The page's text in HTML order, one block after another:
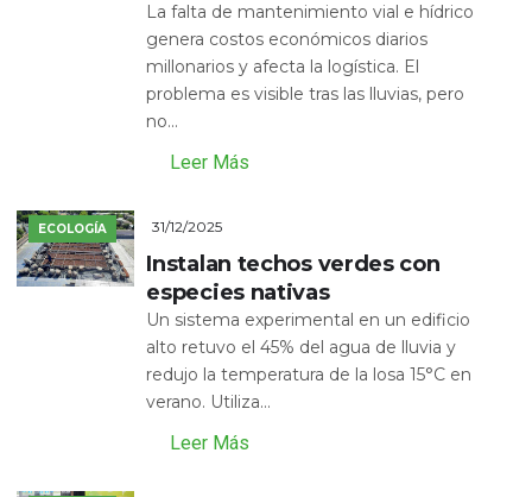
La falta de mantenimiento vial e hídrico
genera costos económicos diarios
millonarios y afecta la logística. El
problema es visible tras las lluvias, pero
no...
Leer Más
ECOLOGÍA 31/12/2025
Instalan techos verdes con
especies nativas
Un sistema experimental en un edificio
alto retuvo el 45% del agua de lluvia y
redujo la temperatura de la losa 15°C en
verano. Utiliza...
Leer Más